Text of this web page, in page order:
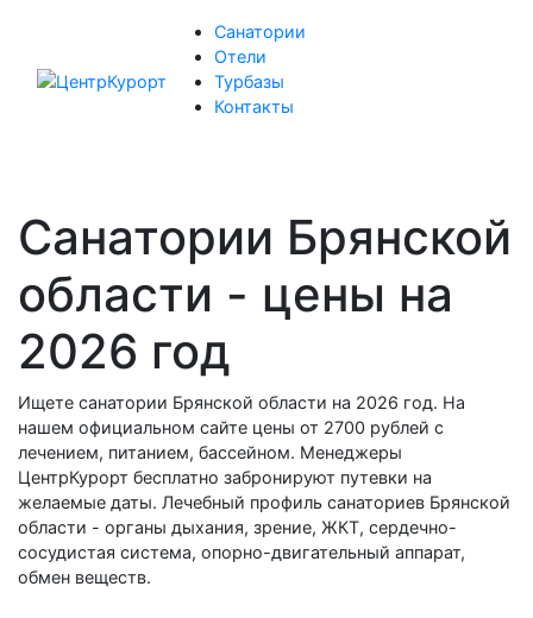
Санатории
Отели
Турбазы
Контакты
Санатории Брянской
области - цены на
2026 год
Ищете санатории Брянской области на 2026 год. На
нашем официальном сайте цены от 2700 рублей с
лечением, питанием, бассейном. Менеджеры
ЦентрКурорт бесплатно забронируют путевки на
желаемые даты. Лечебный профиль санаториев Брянской
области - органы дыхания, зрение, ЖКТ, сердечно-
сосудистая система, опорно-двигательный аппарат,
обмен веществ.